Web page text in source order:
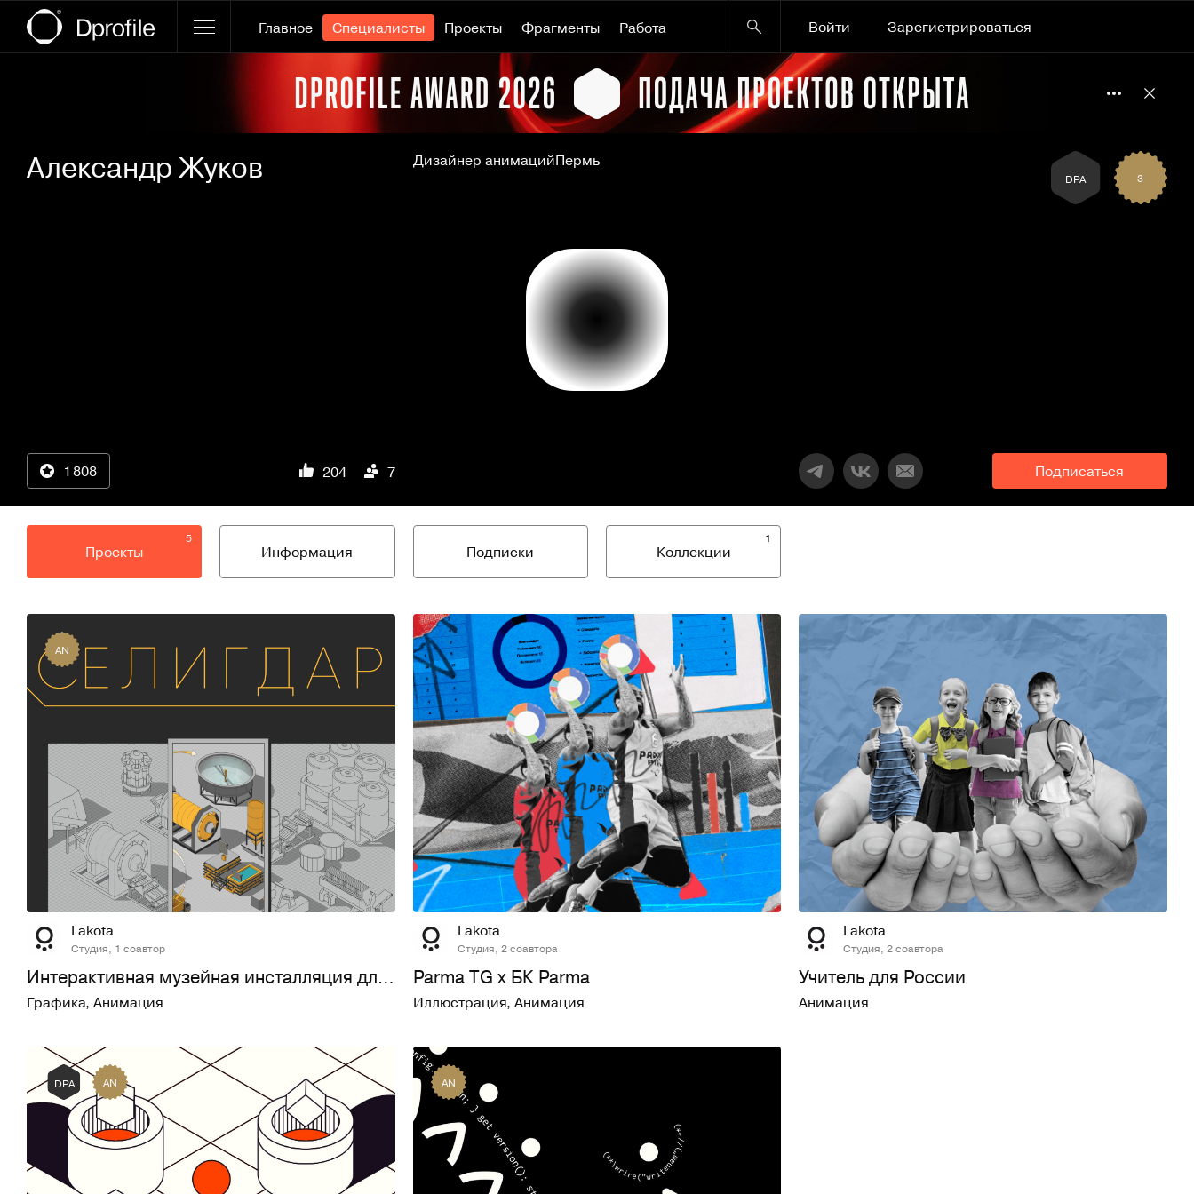
Главное Специалисты Проекты Фрагменты Работа Войти
Зарегистрироваться
Александр Жуков Дизайнер анимацийПермь
DPA 3
1 808 204 7 Подписаться
5
Проекты Информация Подписки
1
Коллекции
AN
26 623
Lakota
Студия, 1 соавтор
Интерактивная музейная инсталляция для компании «Селигдар»
Графика, Анимация
12 378
Lakota
Студия, 2 соавтора
Parma TG x БК Parma
Иллюстрация, Анимация
17 786
Lakota
Студия, 2 соавтора
Учитель для России
Анимация
DPA AN AN